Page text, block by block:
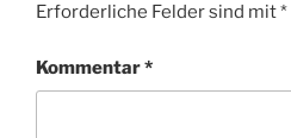
Erforderliche Felder sind mit*
Kommentar*